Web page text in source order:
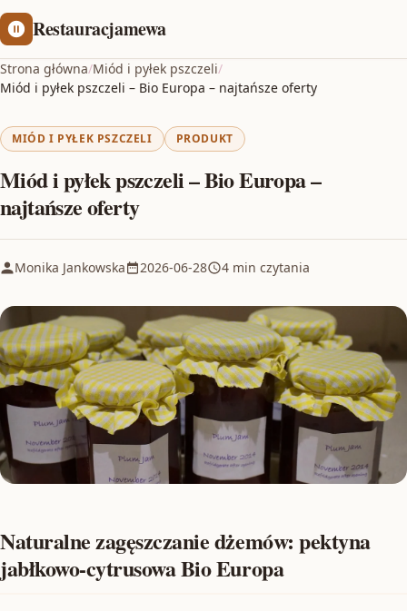
Restauracjamewa
Strona główna/Miód i pyłek pszczeli/
Miód i pyłek pszczeli – Bio Europa – najtańsze oferty
MIÓD I PYŁEK PSZCZELI PRODUKT
Miód i pyłek pszczeli – Bio Europa –
najtańsze oferty
Monika Jankowska 2026-06-28 4 min czytania
Naturalne zagęszczanie dżemów: pektyna
jabłkowo-cytrusowa Bio Europa